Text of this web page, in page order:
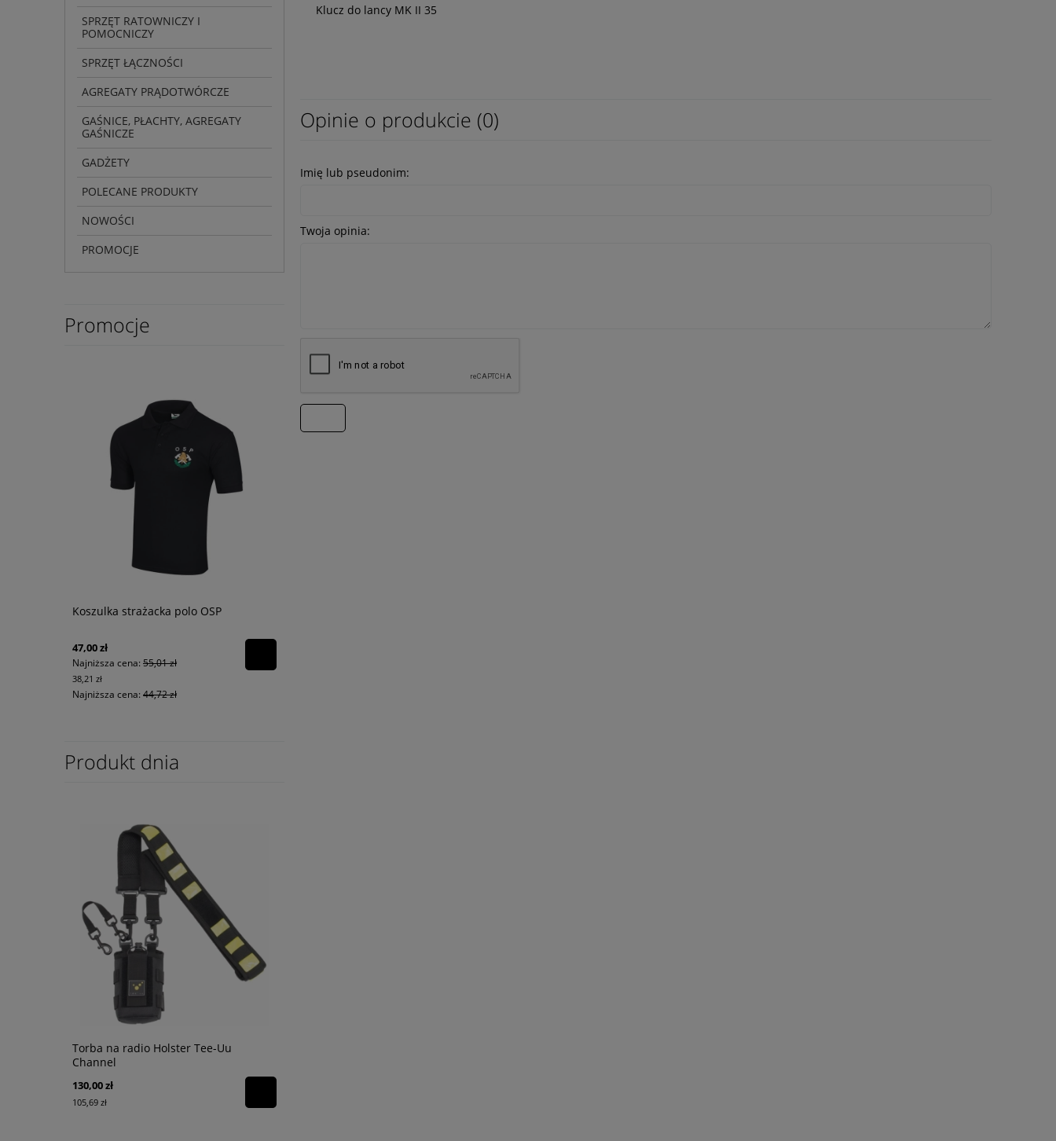
SPRZĘT RATOWNICZY I
POMOCNICZY
SPRZĘT ŁĄCZNOŚCI
AGREGATY PRĄDOTWÓRCZE
GAŚNICE, PŁACHTY, AGREGATY
GAŚNICZE
GADŻETY
POLECANE PRODUKTY
NOWOŚCI
PROMOCJE
Promocje
Koszulka strażacka polo OSP
47,00 zł
Najniższa cena: 55,01 zł
38,21 zł
Najniższa cena: 44,72 zł
Produkt dnia
Torba na radio Holster Tee-Uu
Channel
130,00 zł
105,69 zł
Klucz do lancy MK II 35
Opinie o produkcie (0)
Imię lub pseudonim:
Twoja opinia: